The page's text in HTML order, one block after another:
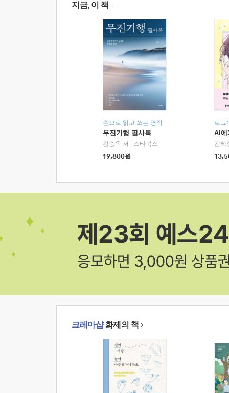
지금, 이 책
손으로 읽고 쓰는 명작
무진기행 필사북
김승옥 저
스타북스
19,800원
로그
AI에
김혜
크레마샵화제의 책